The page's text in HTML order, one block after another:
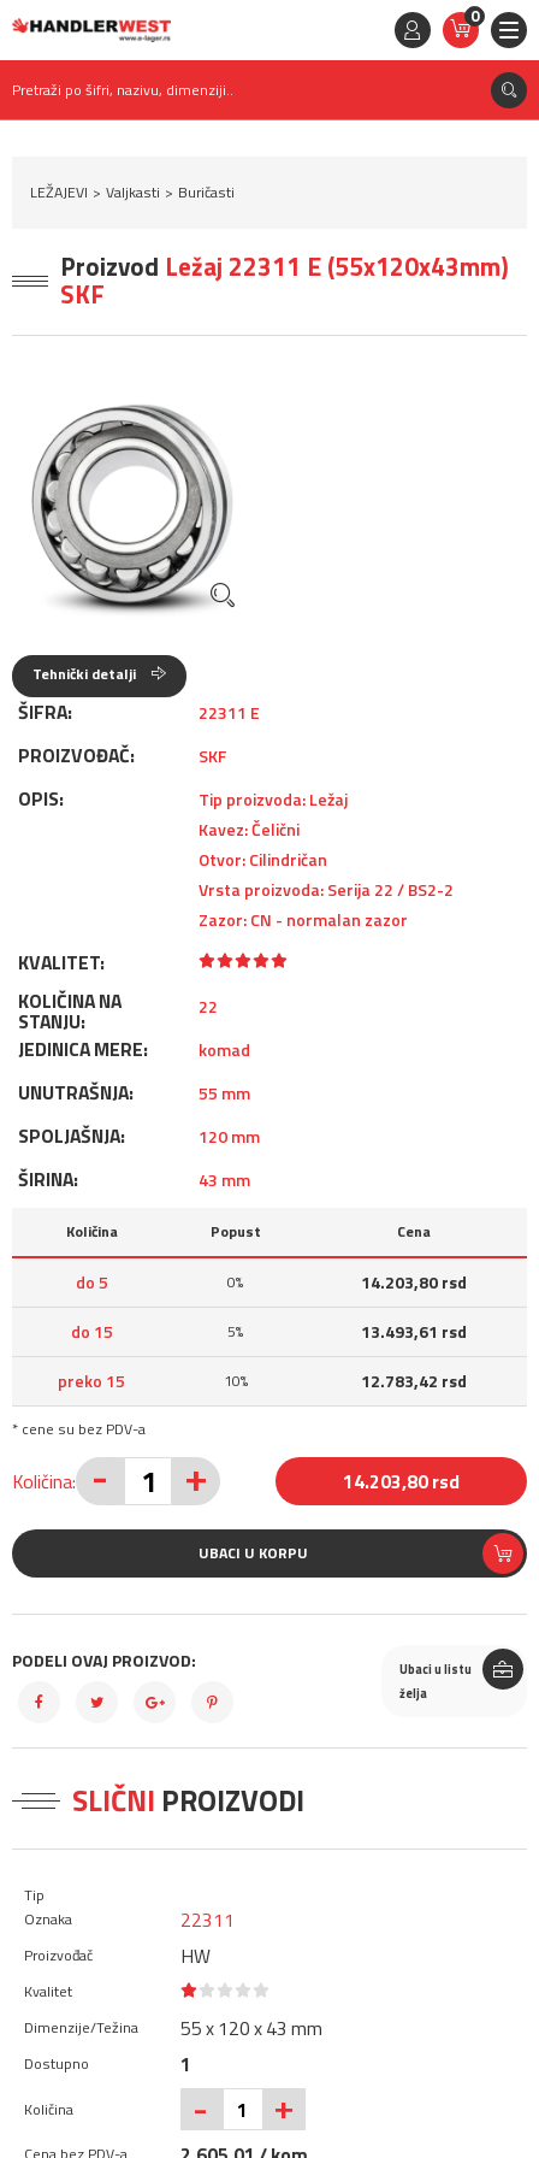
0
STAVKE
0,
RSD
Pretraži po šifri, nazivu, dimenziji..
LEŽAJEVI Valjkasti Buričasti
Proizvod Ležaj 22311 E (55x120x43mm)
SKF
Tehnički detalji
ŠIFRA: 22311 E
PROIZVOĐAČ: SKF
OPIS:
Tip proizvoda: Ležaj
Kavez: Čelični
Otvor: Cilindričan
Vrsta proizvoda: Serija 22 / BS2-2
Zazor: CN - normalan zazor
KVALITET:
KOLIČINA NA
STANJU:
22
JEDINICA MERE: komad
UNUTRAŠNJA: 55 mm
SPOLJAŠNJA: 120 mm
ŠIRINA: 43 mm
Količina Popust Cena
do 5 0%
14.203,80 rsd
do 15
5%
13.493,61 rsd
preko 15
10% 12.783,42 rsd
* cene su bez PDV-a
Količina: - + 14.203,80 rsd
UBACI U KORPU
PODELI OVAJ PROIZVOD:
Ubaci u listu
želja
SLIČNI PROIZVODI
22311
HW
55 x 120 x 43 mm
1
- +